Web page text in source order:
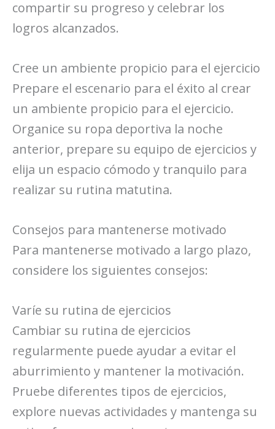
compartir su progreso y celebrar los
logros alcanzados.
Cree un ambiente propicio para el ejercicio
Prepare el escenario para el éxito al crear
un ambiente propicio para el ejercicio.
Organice su ropa deportiva la noche
anterior, prepare su equipo de ejercicios y
elija un espacio cómodo y tranquilo para
realizar su rutina matutina.
Consejos para mantenerse motivado
Para mantenerse motivado a largo plazo,
considere los siguientes consejos:
Varíe su rutina de ejercicios
Cambiar su rutina de ejercicios
regularmente puede ayudar a evitar el
aburrimiento y mantener la motivación.
Pruebe diferentes tipos de ejercicios,
explore nuevas actividades y mantenga su